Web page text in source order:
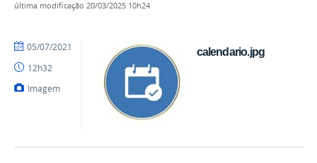
última modificação 20/03/2025 10h24
calendario.jpg
por
publicado
05/07/2021
12h32
Imagem